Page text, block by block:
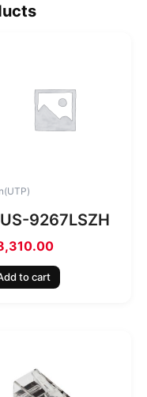
US-9267LSZH
to cart